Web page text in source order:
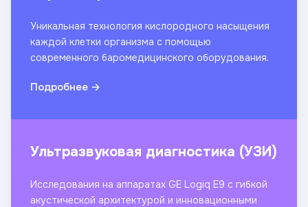
Уникальная технология кислородного насыщения
каждой клетки организма с помощью
современного баромедицинского оборудования.
Подробнее →
Ультразвуковая диагностика (УЗИ)
Исследования на аппаратах GE Logiq E9 с гибкой
акустической архитектурой и инновационными